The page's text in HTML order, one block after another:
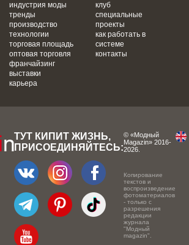
индустрия моды
тренды
производство
технологии
торговая площадь
оптовая торговля
франчайзинг
выставки
карьера
клуб
специальные
проекты
как работать в
системе
контакты
ТУТ КИПИТ ЖИЗНЬ,
ПРИСОЕДИНЯЙТЕСЬ:
© «Модный
Magazin» 2016-
2026.
Копирование
текстов и
воспроизведение
фотоматериалов
- только с
разрешения
редакции
журнала
"Модный
magazin".